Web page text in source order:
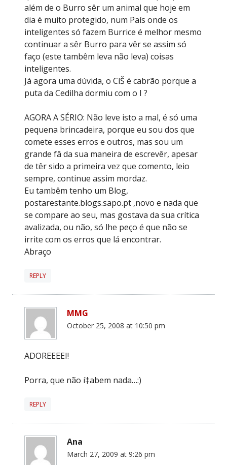
além de o Burro sêr um animal que hoje em
dia é muito protegido, num País onde os
inteligentes só fazem Burrice é melhor mesmo
continuar a sêr Burro para vêr se assim só
faço (este tambêm leva não leva) coisas
inteligentes.
Já agora uma dúvida, o CíŠ é cabrão porque a
puta da Cedilha dormiu com o I ?
AGORA A SÉRIO: Não leve isto a mal, é só uma
pequena brincadeira, porque eu sou dos que
comete esses erros e outros, mas sou um
grande fâ da sua maneira de escrevêr, apesar
de têr sido a primeira vez que comento, leio
sempre, continue assim mordaz.
Eu tambêm tenho um Blog,
postarestante.blogs.sapo.pt ,novo e nada que
se compare ao seu, mas gostava da sua crítica
avalizada, ou não, só lhe peço é que não se
irrite com os erros que lá encontrar.
Abraço
REPLY
MMG
October 25, 2008 at 10:50 pm
ADOREEEEI!
Porra, que não í‡abem nada…:)
REPLY
Ana
March 27, 2009 at 9:26 pm